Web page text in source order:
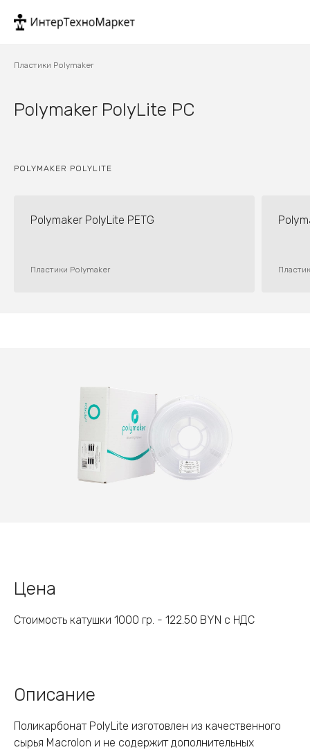
Пластики Polymaker
Polymaker PolyLite PC
POLYMAKER POLYLITE
Polymaker PolyLite PETG
Пластики Polymaker
Цена
Стоимость катушки 1000 гр. - 122.50 BYN с НДС
Описание
Поликарбонат PolyLite изготовлен из качественного
сырья Macrolon и не содержит дополнительных